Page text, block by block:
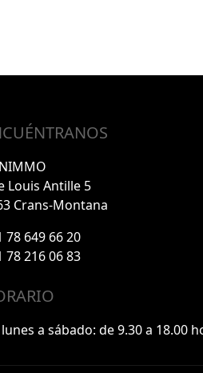
Louis Antille 5
Crans-Montana
78 649 66 20
78 216 06 83
a sábado: de 9.30 a 18.00